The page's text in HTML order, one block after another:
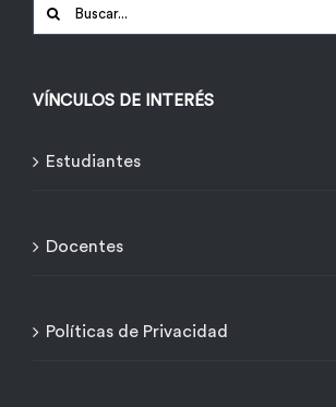
Buscar:
VÍNCULOS DE INTERÉS
Estudiantes
Docentes
Políticas de Privacidad